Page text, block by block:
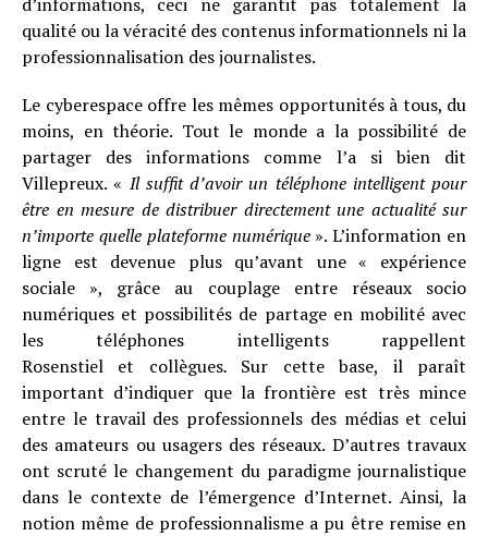
qualité ou la véracité des contenus informationnels ni la
professionnalisation des journalistes.
Le cyberespace offre les mêmes opportunités à tous, du
moins, en théorie. Tout le monde a la possibilité de
partager des informations comme l’a si bien dit
Villepreux. « Il suffit d’avoir un téléphone intelligent pour
être en mesure de distribuer directement une actualité sur
n’importe quelle plateforme numérique». L’information en
ligne est devenue plus qu’avant une « expérience
sociale », grâce au couplage entre réseaux socio
numériques et possibilités de partage en mobilité avec
les téléphones intelligents rappellent
Rosenstiel et
collègues. Sur cette base, il paraît
important d’indiquer que la frontière est très mince
entre le travail des professionnels des médias et celui
des amateurs ou usagers des réseaux. D’autres travaux
ont scruté le changement du paradigme journalistique
dans le contexte de l’émergence d’Internet. Ainsi, la
notion même de professionnalisme a pu être remise en